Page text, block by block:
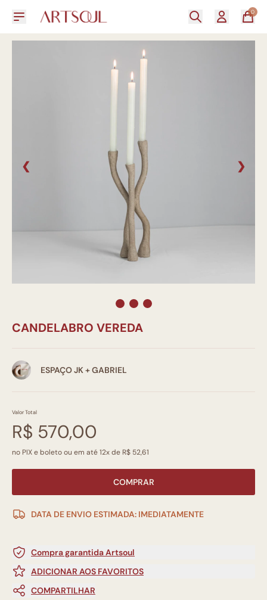
0
❮ ❯
CANDELABRO VEREDA
ESPAÇO JK + GABRIEL
Valor Total
R$ 570,00
no PIX e boleto ou em até 12x de R$ 52,61
COMPRAR
DATA DE ENVIO ESTIMADA: IMEDIATAMENTE
Compra garantida Artsoul
ADICIONAR AOS FAVORITOS
COMPARTILHAR